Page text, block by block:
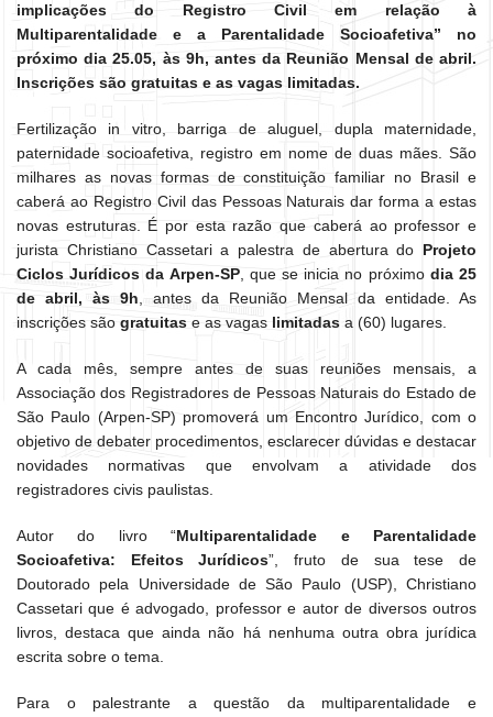
implicações do Registro Civil em relação à
Multiparentalidade e a Parentalidade Socioafetiva” no
próximo dia 25.05, às 9h, antes da Reunião Mensal de abril.
Inscrições são gratuitas e as vagas limitadas.
Fertilização in vitro, barriga de aluguel, dupla maternidade,
paternidade socioafetiva, registro em nome de duas mães. São
milhares as novas formas de constituição familiar no Brasil e
caberá ao Registro Civil das Pessoas Naturais dar forma a estas
novas estruturas. É por esta razão que caberá ao professor e
jurista Christiano Cassetari a palestra de abertura do Projeto
Ciclos Jurídicos da Arpen-SP, que se inicia no próximo dia 25
de abril, às 9h , antes da Reunião Mensal da entidade. As
inscrições são gratuitas e as vagas limitadas a (60) lugares.
A cada mês, sempre antes de suas reuniões mensais, a
Associação dos Registradores de Pessoas Naturais do Estado de
São Paulo (Arpen-SP) promoverá um Encontro Jurídico, com o
objetivo de debater procedimentos, esclarecer dúvidas e destacar
novidades normativas que envolvam a atividade dos
registradores civis paulistas.
Autor do livro “Multiparentalidade e Parentalidade
Socioafetiva: Efeitos Jurídicos”, fruto de sua tese de
Doutorado pela Universidade de São Paulo (USP), Christiano
Cassetari que é advogado, professor e autor de diversos outros
livros, destaca que ainda não há nenhuma outra obra jurídica
escrita sobre o tema.
Para o palestrante a questão da multiparentalidade e